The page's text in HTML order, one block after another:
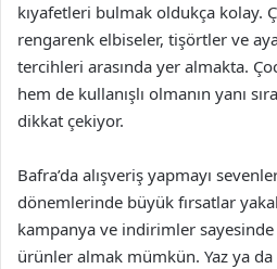
kıyafetleri bulmak oldukça kolay.
rengarenk elbiseler, tişörtler ve
tercihleri arasında yer almakta.
hem de kullanışlı olmanın yanı
dikkat çekiyor.
Bafra’da alışveriş yapmayı
dönemlerinde büyük fırsatlar
kampanya ve indirimler
ürünler almak mümkün. Yaz ya da